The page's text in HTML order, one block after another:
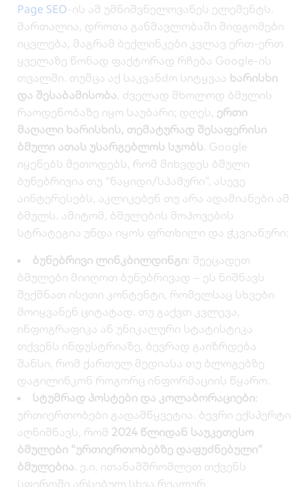
Page SEO-ის ამ უმნიშვნელოვანეს ელემენტს.
მართალია, დროთა განმავლობაში მიდგომები
იცვლება, მაგრამ ბექლინკები კვლავ ერთ-ერთ
ყველაზე წონად ფაქტორად რჩება Google-ის
თვალში. თუმცა აქ საკვანძო სიტყვაა ხარისხი
და შესაბამისობა . ძველად მხოლოდ ბმულის
რაოდენობაზე იყო საუბარი; დღეს, ერთი
მაღალი ხარისხის, თემატურად შესაფერისი
ბმული ათას უსარგებლოს სჯობს . Google
იყენებს მეთოდებს, რომ მიხვდეს ბმული
ბუნებრივია თუ “ნაყიდი/სპამური”, ასევე
აინტერესებს, აკლიკებენ თუ არა ადამიანები ამ
ბმულს. ამიტომ, ბმულების მოპოვების
სტრატეგია უნდა იყოს ფრთხილი და ჭკვიანური:
ბუნებრივი ლინკბილდინგი: შეეცადეთ
ბმულები მიიღოთ ბუნებრივად – ეს ნიშნავს
შექმნათ ისეთი კონტენტი, რომელსაც სხვები
მოიყვანენ ციტატად. თუ გაქვთ კვლევა,
ინფოგრაფიკა ან უნიკალური სტატისტიკა
თქვენს ინდუსტრიაზე, ბევრად გაიზრდება
შანსი, რომ ქართულ მედიასა თუ ბლოგებზე
დაგილინკონ როგორც ინფორმაციის წყარო.
სტუმრად პოსტები და კოლაბორაციები:
ურთიერთობები გადამწყვეტია. ბევრი ექსპერტი
აღნიშნავს, რომ 2024 წლიდან საუკეთესო
ბმულები “ურთიერთობებზე დაფუძნებული”
ბმულებია . ე.ი. ითანამშრომლეთ თქვენს
სფეროში არსებულ სხვა რეალურ